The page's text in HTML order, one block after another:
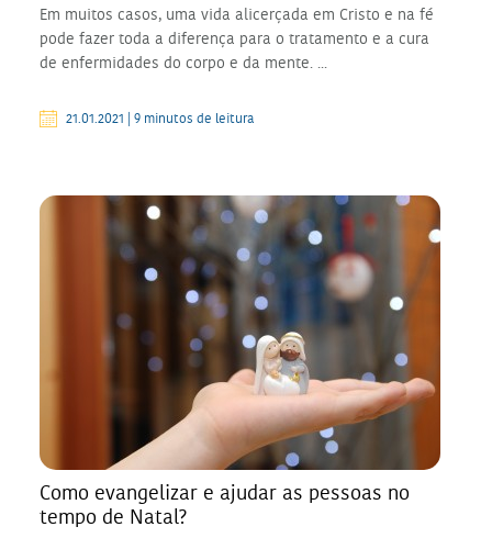
Em muitos casos, uma vida alicerçada em Cristo e na fé
pode fazer toda a diferença para o tratamento e a cura
de enfermidades do corpo e da mente. ...
21.01.2021 | 9 minutos de leitura
Como evangelizar e ajudar as pessoas no
tempo de Natal?